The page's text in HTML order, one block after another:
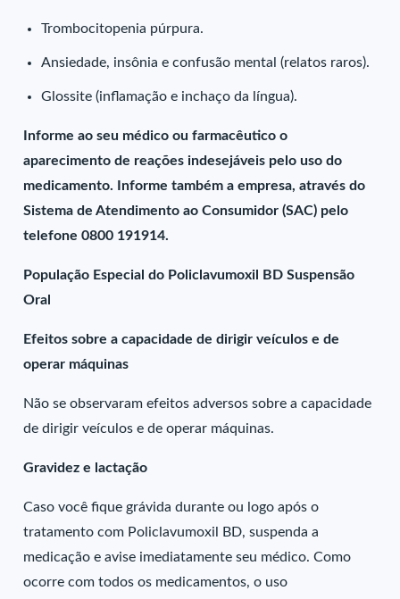
Trombocitopenia púrpura.
Ansiedade, insônia e confusão mental (relatos raros).
Glossite (inflamação e inchaço da língua).
Informe ao seu médico ou farmacêutico o
aparecimento de reações indesejáveis pelo uso do
medicamento. Informe também a empresa, através do
Sistema de Atendimento ao Consumidor (SAC) pelo
telefone 0800 191914.
População Especial do Policlavumoxil BD Suspensão
Oral
Efeitos sobre a capacidade de dirigir veículos e de
operar máquinas
Não se observaram efeitos adversos sobre a capacidade
de dirigir veículos e de operar máquinas.
Gravidez e lactação
Caso você fique grávida durante ou logo após o
tratamento com Policlavumoxil BD, suspenda a
medicação e avise imediatamente seu médico. Como
ocorre com todos os medicamentos, o uso